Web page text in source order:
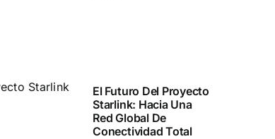
El Futuro Del Proyecto
Starlink: Hacia Una
Red Global De
Conectividad Total